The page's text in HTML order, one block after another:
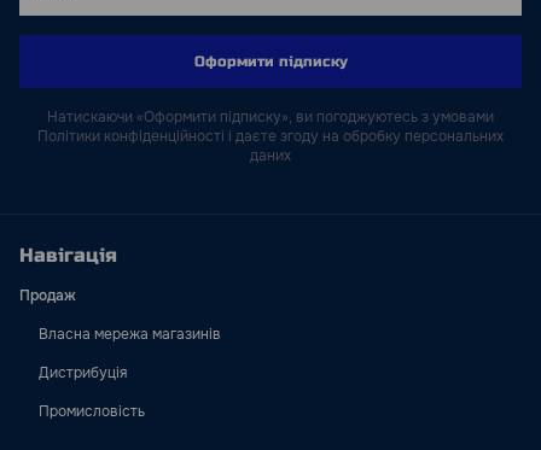
Оформити підписку
Натискаючи «Оформити підписку», ви погоджуютесь з умовами
Політики конфіденційності і даєте згоду на обробку персональних
даних
Навігація
Продаж
Власна мережа магазинів
Дистрибуція
Промисловість